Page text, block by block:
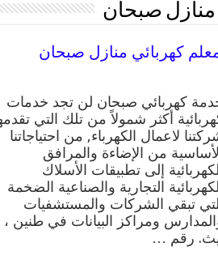
منازل صبحان
كهربائي صبحان لن تجد خدمات
أكثر شمولاً من تلك التي
لاعمال الكهرباء, من احتياجاتنا
من الإضاءة والمرافق
إلى تطبيقات الأسلاك
التجارية والصناعية الضخمة
تبقي الشركات والمستشفيات
ومراكز البيانات في طنين ،
رقم …